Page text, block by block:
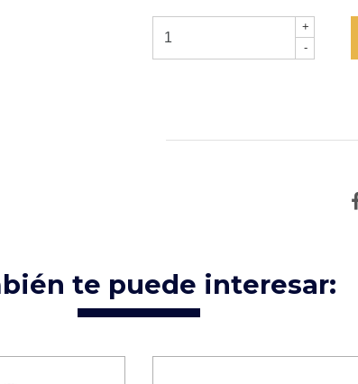
+
-
te puede interesar: